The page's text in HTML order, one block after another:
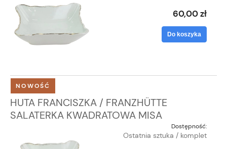
60,00 zł
Do koszyka
HUTA FRANCISZKA / FRANZHÜTTE
SALATERKA KWADRATOWA MISA
Dostępność:
Ostatnia sztuka / komplet
NOWOŚĆ